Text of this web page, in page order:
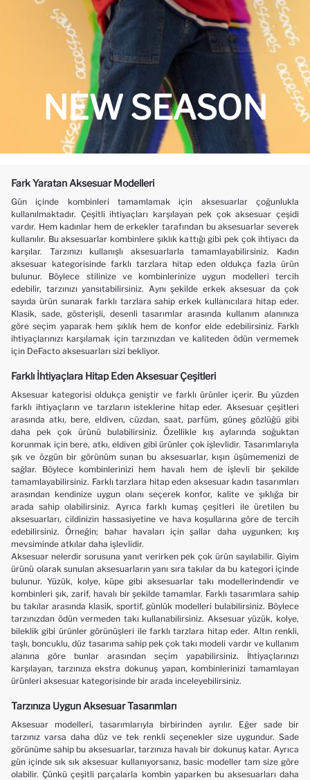
NEW SEASON
Fark Yaratan Aksesuar Modelleri
Gün içinde kombinleri tamamlamak için aksesuarlar çoğunlukla
kullanılmaktadır. Çeşitli ihtiyaçları karşılayan pek çok aksesuar çeşidi
vardır. Hem kadınlar hem de erkekler tarafından bu aksesuarlar severek
kullanılır. Bu aksesuarlar kombinlere şıklık kattığı gibi pek çok ihtiyacı da
karşılar. Tarzınızı kullanışlı aksesuarlarla tamamlayabilirsiniz. Kadın
aksesuar kategorisinde farklı tarzlara hitap eden oldukça fazla ürün
bulunur. Böylece stilinize ve kombinlerinize uygun modelleri tercih
edebilir, tarzınızı yansıtabilirsiniz. Aynı şekilde erkek aksesuar da çok
sayıda ürün sunarak farklı tarzlara sahip erkek kullanıcılara hitap eder.
Klasik, sade, gösterişli, desenli tasarımlar arasında kullanım alanınıza
göre seçim yaparak hem şıklık hem de konfor elde edebilirsiniz. Farklı
ihtiyaçlarınızı karşılamak için tarzınızdan ve kaliteden ödün vermemek
için DeFacto aksesuarları sizi bekliyor.
Farklı İhtiyaçlara Hitap Eden Aksesuar Çeşitleri
Aksesuar kategorisi oldukça geniştir ve farklı ürünler içerir. Bu yüzden
farklı ihtiyaçların ve tarzların isteklerine hitap eder. Aksesuar çeşitleri
arasında atkı, bere, eldiven, cüzdan, saat, parfüm, güneş gözlüğü gibi
daha pek çok ürünü bulabilirsiniz. Özellikle kış aylarında soğuktan
korunmak için bere, atkı, eldiven gibi ürünler çok işlevlidir. Tasarımlarıyla
şık ve özgün bir görünüm sunan bu aksesuarlar, kışın üşümemenizi de
sağlar. Böylece kombinlerinizi hem havalı hem de işlevli bir şekilde
tamamlayabilirsiniz. Farklı tarzlara hitap eden aksesuar kadın tasarımları
arasından kendinize uygun olanı seçerek konfor, kalite ve şıklığa bir
arada sahip olabilirsiniz. Ayrıca farklı kumaş çeşitleri ile üretilen bu
aksesuarları, cildinizin hassasiyetine ve hava koşullarına göre de tercih
edebilirsiniz. Örneğin; bahar havaları için şallar daha uygunken; kış
mevsiminde atkılar daha işlevlidir.
Aksesuar nelerdir sorusuna yanıt verirken pek çok ürün sayılabilir. Giyim
ürünü olarak sunulan aksesuarların yanı sıra takılar da bu kategori içinde
bulunur. Yüzük, kolye, küpe gibi aksesuarlar takı modellerindendir ve
kombinleri şık, zarif, havalı bir şekilde tamamlar. Farklı tasarımlara sahip
bu takılar arasında klasik, sportif, günlük modelleri bulabilirsiniz. Böylece
tarzınızdan ödün vermeden takı kullanabilirsiniz. Aksesuar yüzük, kolye,
bileklik gibi ürünler görünüşleri ile farklı tarzlara hitap eder. Altın renkli,
taşlı, boncuklu, düz tasarıma sahip pek çok takı modeli vardır ve kullanım
alanına göre bunlar arasından seçim yapabilirsiniz. İhtiyaçlarınızı
karşılayan, tarzınıza ekstra dokunuş yapan, kombinlerinizi tamamlayan
ürünleri aksesuar kategorisinde bir arada inceleyebilirsiniz.
Tarzınıza Uygun Aksesuar Tasarımları
Aksesuar modelleri, tasarımlarıyla birbirinden ayrılır. Eğer sade bir
tarzınız varsa daha düz ve tek renkli seçenekler size uygundur. Sade
görünüme sahip bu aksesuarlar, tarzınıza havalı bir dokunuş katar. Ayrıca
gün içinde sık sık aksesuar kullanıyorsanız, basic modeller tam size göre
olabilir. Çünkü çeşitli parçalarla kombin yaparken bu aksesuarları daha